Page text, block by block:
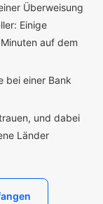
Überweisung
Einige
auf dem
bei einer Bank
und dabei
Länder